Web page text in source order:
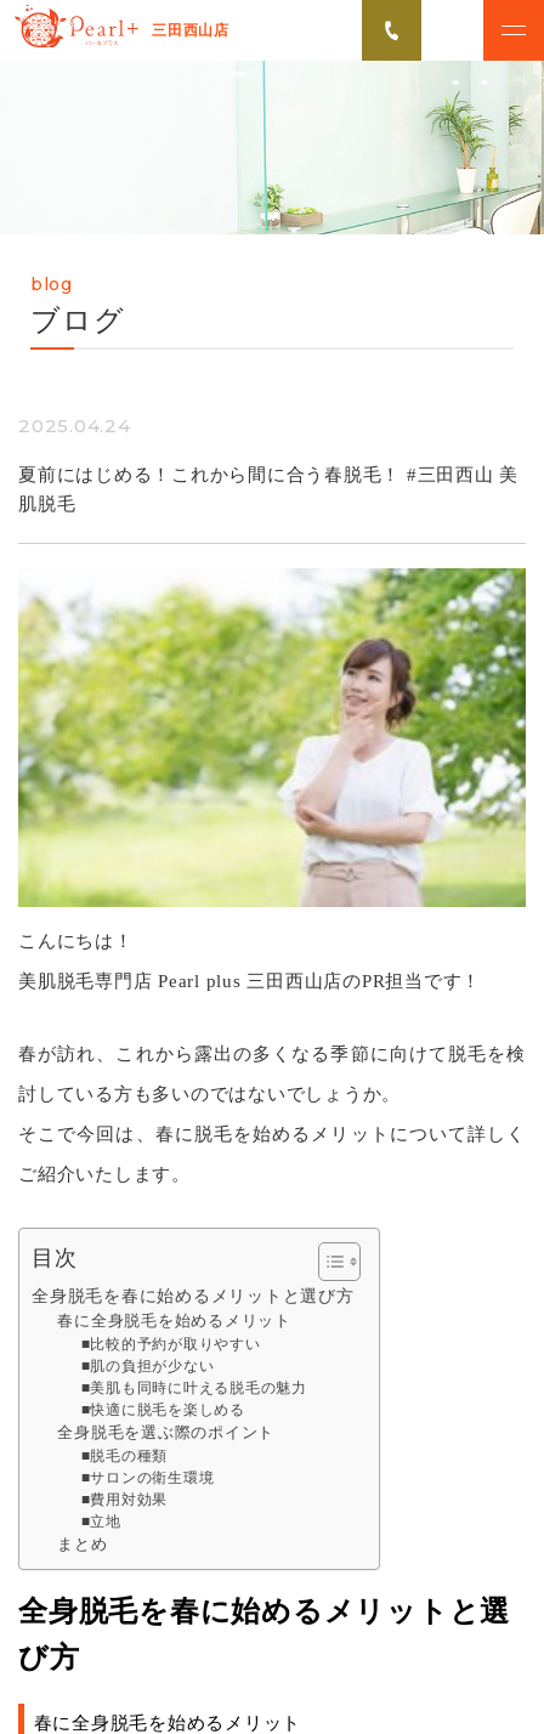
三田西山店
CAMPAIGN
MENU
FLOW
Q&A
無料カウンセリング予約
blog
ブログ
2025.04.24
夏前にはじめる！これから間に合う春脱毛！ #三田西山 美
肌脱毛
こんにちは！
美肌脱毛専門店 Pearl plus 三田西山店のPR担当です！
春が訪れ、これから露出の多くなる季節に向けて脱毛を検
討している方も多いのではないでしょうか。
そこで今回は、春に脱毛を始めるメリットについて詳しく
ご紹介いたします。
目次
全身脱毛を春に始めるメリットと選び方
春に全身脱毛を始めるメリット
■比較的予約が取りやすい
■肌の負担が少ない
■美肌も同時に叶える脱毛の魅力
■快適に脱毛を楽しめる
全身脱毛を選ぶ際のポイント
■脱毛の種類
■サロンの衛生環境
■費用対効果
■立地
まとめ
全身脱毛を春に始めるメリットと選
び方
春に全身脱毛を始めるメリット